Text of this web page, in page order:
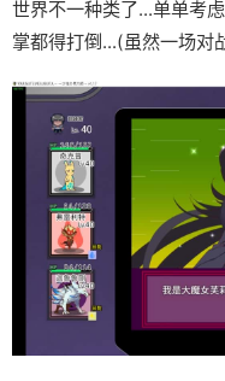
世界不一种类了...单单考
掌都得打倒...(虽然一场对